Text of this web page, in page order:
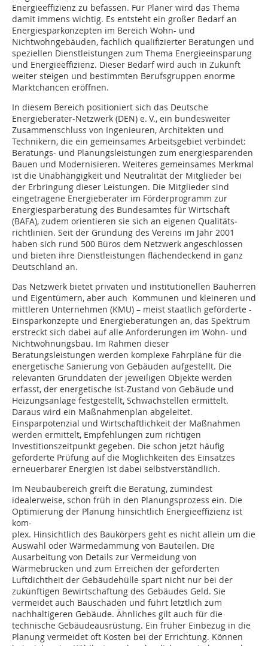
Energieeffizienz zu befassen. Für Planer wird das Thema
damit immens wichtig. Es entsteht ein großer Bedarf an
Energiesparkonzepten im Bereich Wohn- und
Nichtwohngebäuden, fachlich qualifizierter Beratungen und
speziellen Dienstleistungen zum Thema Energieeinsparung
und Energieeffizienz. Dieser Bedarf wird auch in Zukunft
weiter steigen und bestimmten Berufsgruppen enorme
Marktchancen eröffnen.
In diesem Bereich positioniert sich das Deutsche
Energieberater-Netzwerk (DEN) e. V., ein bundesweiter
Zusammenschluss von Ingenieuren, Architekten und
Technikern, die ein gemeinsames Arbeitsgebiet verbindet:
Beratungs- und Planungsleistungen zum energiesparenden
Bauen und Modernisieren. Weiteres gemeinsames Merkmal
ist die Unabhängigkeit und Neutralität der Mitglieder bei
der Erbringung dieser Leistungen. Die Mitglieder sind
eingetragene Energieberater im Förderprogramm zur
Energiesparberatung des Bundesamtes für Wirtschaft
(BAFA), zudem orientieren sie sich an eigenen Qualitäts­
richtlinien. Seit der Gründung des Vereins im Jahr 2001
haben sich rund 500 Büros dem Netzwerk angeschlossen
und bieten ihre Dienstleistungen flächendeckend in ganz
Deutschland an.
Das Netzwerk bietet privaten und institutionellen Bauherren
und Eigentümern, aber auch Kommunen und kleineren und
mittleren Unternehmen (KMU) – meist staatlich geförderte -
Einsparkonzepte und Energieberatungen an, das Spektrum
erstreckt sich dabei auf alle Anforderungen im Wohn- und
Nichtwohnungsbau. Im Rahmen dieser
Beratungsleistungen werden komplexe Fahrpläne für die
energetische Sanierung von Gebäuden aufgestellt. Die
relevanten Grunddaten der jeweiligen Objekte werden
erfasst, der energetische Ist-Zustand von Gebäude und
Heizungsanlage festgestellt, Schwachstellen ermittelt.
Daraus wird ein Maßnahmenplan abgeleitet.
Einsparpotenzial und Wirtschaftlichkeit der Maßnahmen
werden ermittelt, Empfehlungen zum richtigen
Investitionszeitpunkt gegeben. Die schon jetzt häufig
geforderte Prüfung auf die Möglichkeiten des Einsatzes
erneuerbarer Energien ist dabei selbstverständlich.
Im Neubaubereich greift die Beratung, zumindest
idealerweise, schon früh in den Planungsprozess ein. Die
Optimierung der Planung hinsichtlich Energieeffizienz ist
kom-
plex. Hinsichtlich des Baukörpers geht es nicht allein um die
Auswahl oder Wärmedämmung von Bauteilen. Die
Ausarbeitung von Details zur Vermeidung von
Wärmebrücken und zum Erreichen der geforderten
Luftdichtheit der Gebäudehülle spart nicht nur bei der
zukünftigen Bewirtschaftung des Gebäudes Geld. Sie
vermeidet auch Bauschäden und führt letztlich zum
nachhaltigeren Gebäude. Ähnliches gilt auch für die
technische Gebäude­ausrüstung. Ein früher Einbezug in die
Planung vermeidet oft Kosten bei der Errichtung. Können